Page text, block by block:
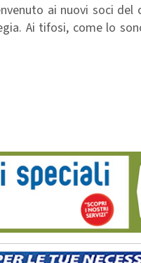
ai nuovi soci del
Ai tifosi, come lo